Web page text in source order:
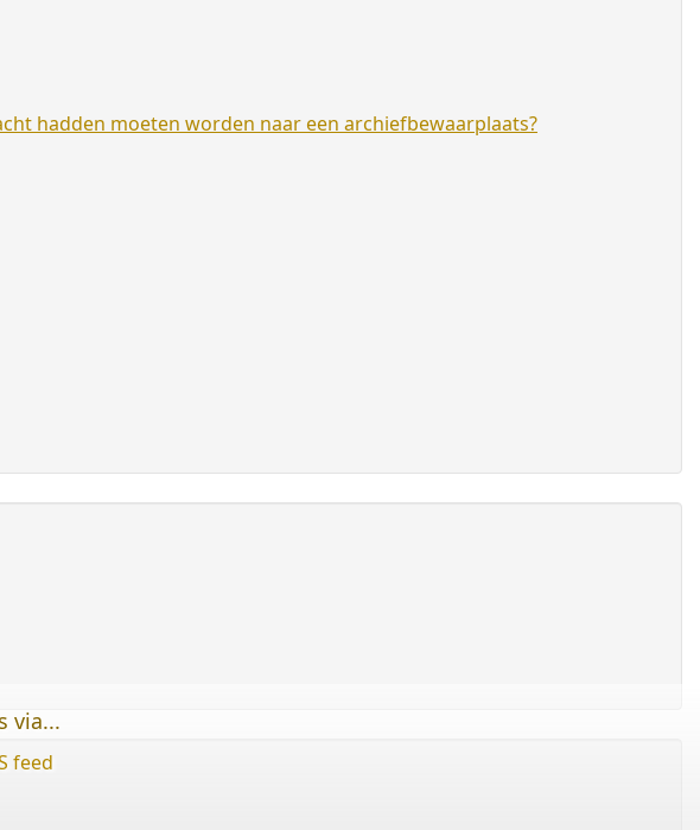
hadden moeten worden naar een archiefbewaarplaats?
via...
feed